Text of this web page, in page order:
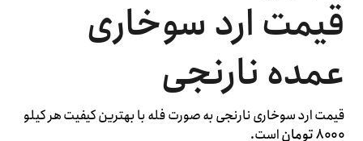
قیمت ارد سوخاری
عمده نارنجی
قیمت ارد سوخاری نارنجی به صورت فله با بهترین کیفیت هر کیلو
8000 تومان
است.